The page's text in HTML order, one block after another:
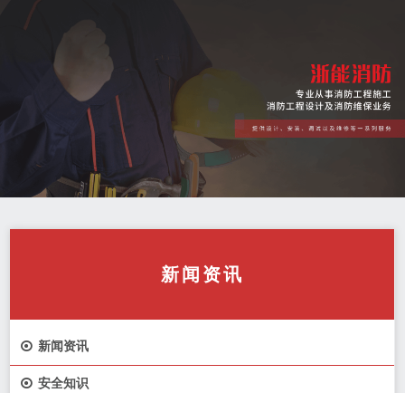
新闻资讯
 新闻资讯
 安全知识